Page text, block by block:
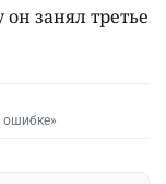
занял третье
ошибке»